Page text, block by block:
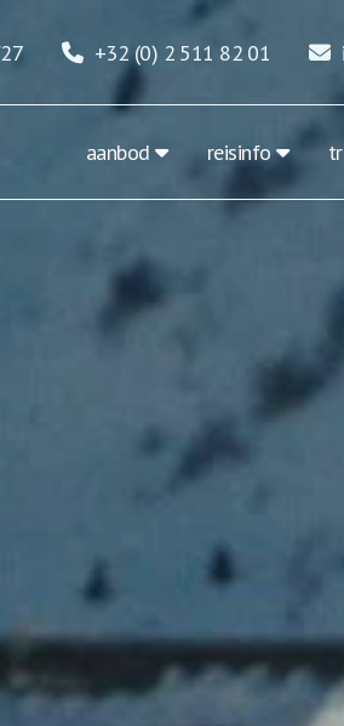
+32 (0) 2 511 82 01
aanbod reisinfo